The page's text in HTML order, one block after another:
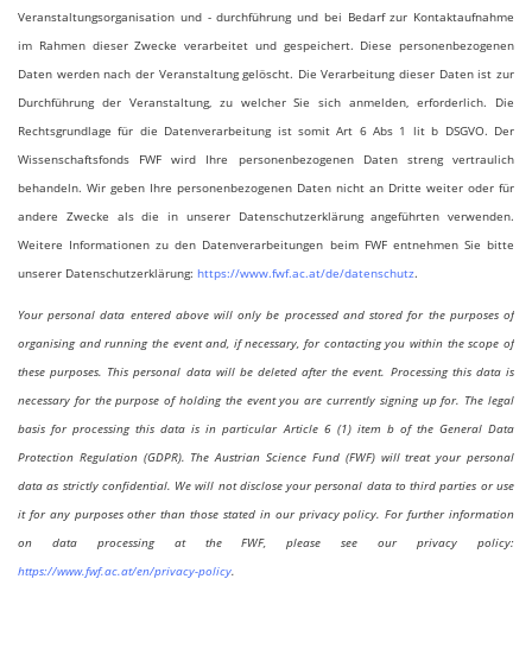
f
e
l
d
Veranstaltungsorganisation und - durchführung und bei Bedarf zur Kontaktaufnahme
im Rahmen dieser Zwecke verarbeitet und gespeichert. Diese personenbezogenen
Daten werden nach der Veranstaltung gelöscht. Die Verarbeitung dieser Daten ist zur
Durchführung der Veranstaltung, zu welcher Sie sich anmelden, erforderlich. Die
Rechtsgrundlage für die Datenverarbeitung ist somit Art 6 Abs 1 lit b DSGVO. Der
Wissenschaftsfonds FWF wird Ihre personenbezogenen Daten streng vertraulich
behandeln. Wir geben Ihre personenbezogenen Daten nicht an Dritte weiter oder für
andere Zwecke als die in unserer Datenschutzerklärung angeführten verwenden.
Weitere Informationen zu den Datenverarbeitungen beim FWF entnehmen Sie bitte
unserer Datenschutzerklärung: https://www.fwf.ac.at/de/datenschutz.
Your personal data entered above will only be processed and stored for the purposes of
organising and running the event and, if necessary, for contacting you within the scope of
these purposes. This personal data will be deleted after the event. Processing this data is
necessary for the purpose of holding the event you are currently signing up for. The legal
basis for processing this data is in particular Article 6 (1) item b of the General Data
Protection Regulation (GDPR). The Austrian Science Fund (FWF) will treat your personal
data as strictly confidential. We will not disclose your personal data to third parties or use
it for any purposes other than those stated in our privacy policy. For further information
on data processing at the FWF, please see our privacy policy:
https://www.fwf.ac.at/en/privacy-policy.